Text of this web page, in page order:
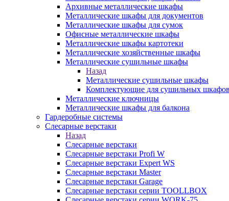
Архивные металлические шкафы
Металлические шкафы для документов
Металлические шкафы для сумок
Офисные металлические шкафы
Металлические шкафы картотеки
Металлические хозяйственные шкафы
Металлические сушильные шкафы
Назад
Металлические сушильные шкафы
Комплектующие для сушильных шкафов
Металлические ключницы
Металлические шкафы для балкона
Гардеробные системы
Слесарные верстаки
Назад
Слесарные верстаки
Слесарные верстаки Profi W
Слесарные верстаки Expert WS
Слесарные верстаки Master
Слесарные верстаки Garage
Слесарные верстаки серии TOOLLBOX